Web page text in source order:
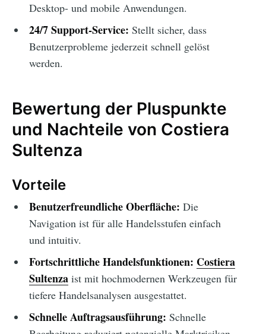
Desktop- und mobile Anwendungen.
24/7 Support-Service: Stellt sicher, dass
Benutzerprobleme jederzeit schnell gelöst
werden.
Bewertung der Pluspunkte
und Nachteile von Costiera
Sultenza
Vorteile
Benutzerfreundliche Oberfläche: Die
Navigation ist für alle Handelsstufen einfach
und intuitiv.
Fortschrittliche Handelsfunktionen: Costiera
Sultenzaist mit hochmodernen Werkzeugen für
tiefere Handelsanalysen ausgestattet.
Schnelle Auftragsausführung: Schnelle